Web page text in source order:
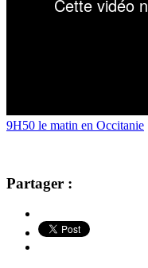
9H50 le matin en Occitanie
Partager :